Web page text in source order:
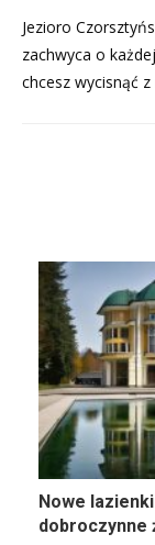
Jezioro
zachwyca o
chcesz wycisnąć
Nowe
dobroczynne